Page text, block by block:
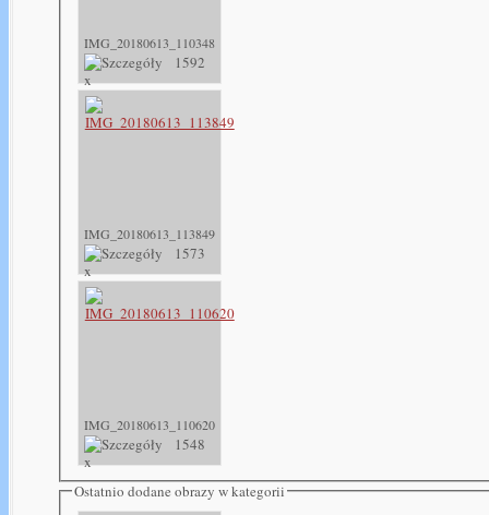
IMG_20180613_110348
1592
x
IMG_20180613_113849
1573
x
IMG_20180613_110620
1548
x
Ostatnio dodane obrazy w kategorii